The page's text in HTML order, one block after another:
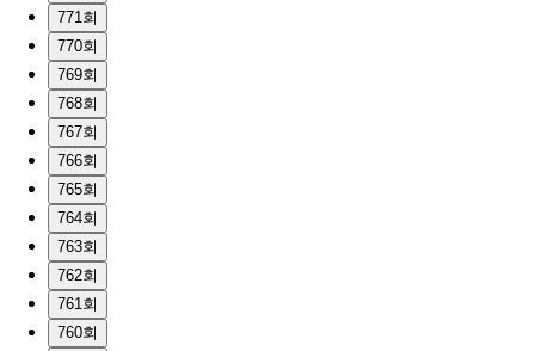
771회
770회
769회
768회
767회
766회
765회
764회
763회
762회
761회
760회